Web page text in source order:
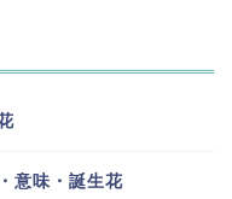
意味・誕生花